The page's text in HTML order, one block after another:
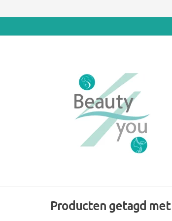
Producten getagd